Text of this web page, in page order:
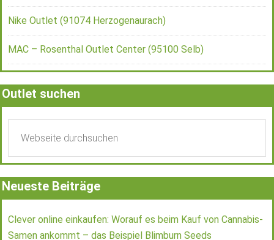
Nike Outlet (91074 Herzogenaurach)
MAC – Rosenthal Outlet Center (95100 Selb)
Outlet suchen
Neueste Beiträge
Clever online einkaufen: Worauf es beim Kauf von Cannabis-
Samen ankommt – das Beispiel Blimburn Seeds